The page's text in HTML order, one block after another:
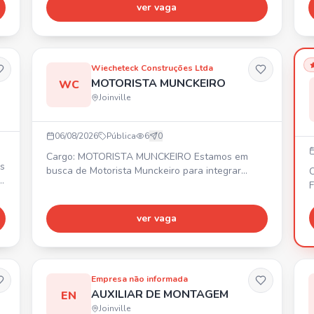
currículo para o número informado.
ver vaga
WC
Wiecheteck Construções Ltda
MOTORISTA MUNCKEIRO
Joinville
06/08/2026 Pública 6 0
Cargo: MOTORISTA MUNCKEIRO Estamos em
busca de Motorista Munckeiro para integrar
viajar • Certificado ATUALIZADO de operador
Benefícios: • 💰 Vale alimentação R$ 620,60 •
ver vaga
EN
Empresa não informada
AUXILIAR DE MONTAGEM
Joinville